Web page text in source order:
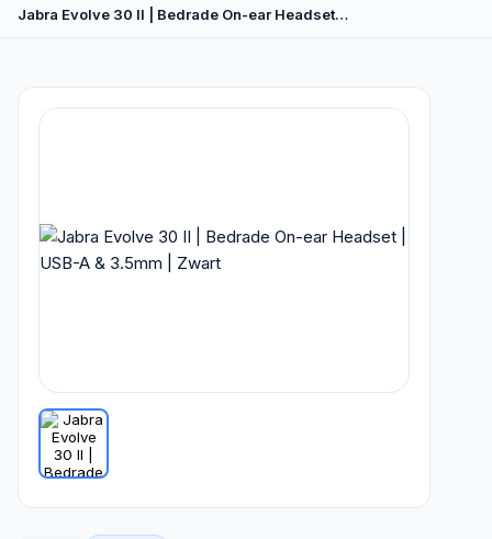
Jabra Evolve 30 II | Bedrade On-ear Headset…